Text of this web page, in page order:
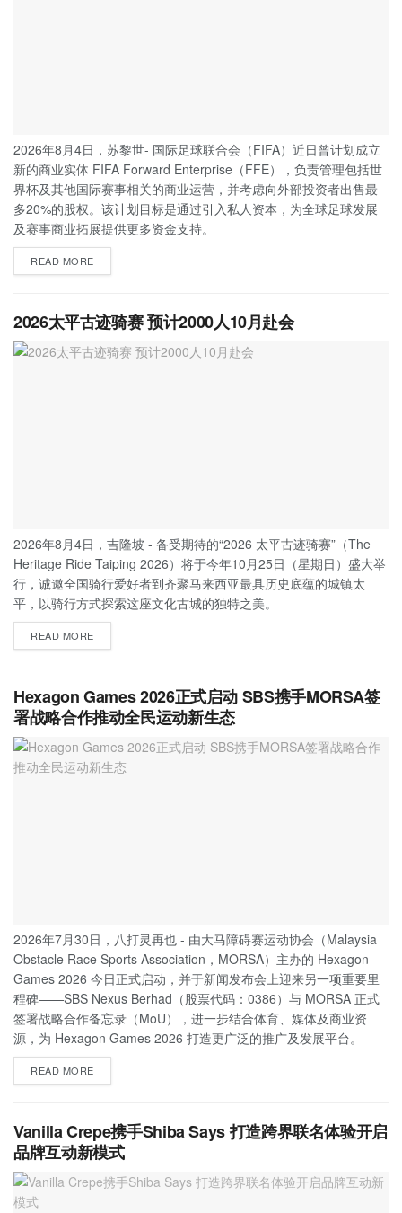
2026年8月4日，苏黎世- 国际足球联合会（FIFA）近日曾计划成立
新的商业实体 FIFA Forward Enterprise（FFE），负责管理包括世
界杯及其他国际赛事相关的商业运营，并考虑向外部投资者出售最
多20%的股权。该计划目标是通过引入私人资本，为全球足球发展
及赛事商业拓展提供更多资金支持。
READ MORE
2026太平古迹骑赛 预计2000人10月赴会
2026年8月4日，吉隆坡 - 备受期待的“2026 太平古迹骑赛”（The
Heritage Ride Taiping 2026）将于今年10月25日（星期日）盛大举
行，诚邀全国骑行爱好者到齐聚马来西亚最具历史底蕴的城镇太
平，以骑行方式探索这座文化古城的独特之美。
READ MORE
Hexagon Games 2026正式启动 SBS携手MORSA签
署战略合作推动全民运动新生态
2026年7月30日，八打灵再也 - 由大马障碍赛运动协会（Malaysia
Obstacle Race Sports Association，MORSA）主办的 Hexagon
Games 2026 今日正式启动，并于新闻发布会上迎来另一项重要里
程碑——SBS Nexus Berhad（股票代码：0386）与 MORSA 正式
签署战略合作备忘录（MoU），进一步结合体育、媒体及商业资
源，为 Hexagon Games 2026 打造更广泛的推广及发展平台。
READ MORE
Vanilla Crepe携手Shiba Says 打造跨界联名体验开启
品牌互动新模式